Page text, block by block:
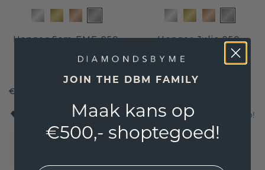
Hanger Sam EME 950
platina granaat 7x5
€ 236,-
Hanger Julia 950
platina granaat 5 mm
€ 231,20
Wij vervaardigen ook uw eigen, unieke ontwerp!
JOIN THE DBM FAMILY
Maak kans op
€500,- shoptegoed!